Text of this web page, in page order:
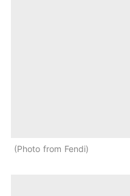
Photo from Fendi